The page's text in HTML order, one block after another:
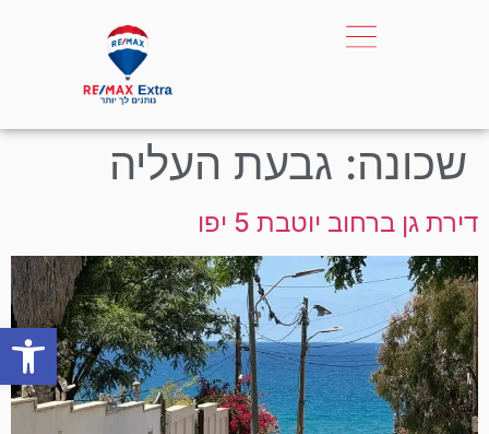
פתח
שכונה: גבעת העליה
דירת גן ברחוב יוטבת 5 יפו